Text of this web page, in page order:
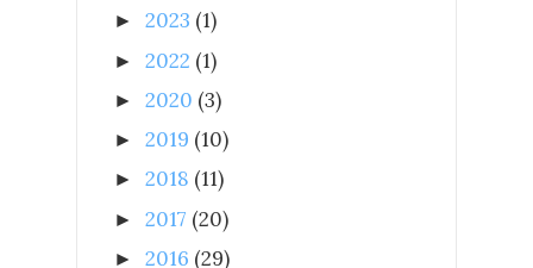
► 2023 (1)
► 2022 (1)
► 2020 (3)
► 2019 (10)
► 2018 (11)
► 2017 (20)
► 2016 (29)